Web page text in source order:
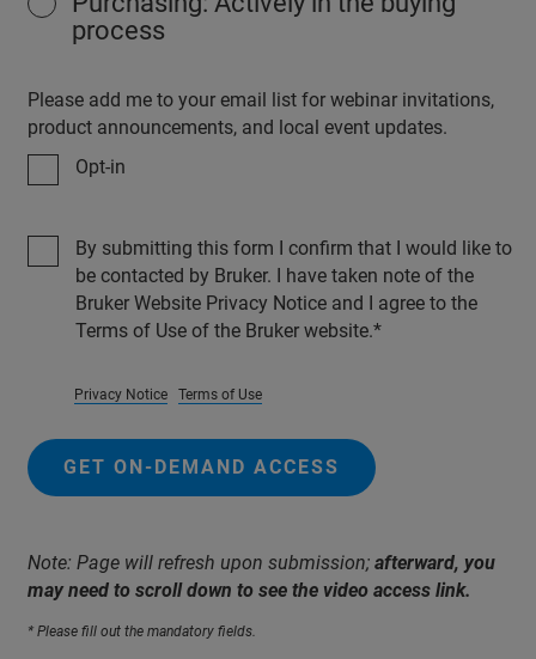
process
Please add me to your email list for webinar invitations,
product announcements, and local event updates.
Opt-in
By submitting this form I confirm that I would like to
be contacted by Bruker. I have taken note of the
Bruker Website Privacy Notice and I agree to the
Terms of Use of the Bruker website.
Privacy Notice Terms of Use
GET ON-DEMAND ACCESS
Note: Page will refresh upon submission; afterward, you
may need to scroll down to see the video access link.
* Please fill out the mandatory fields.